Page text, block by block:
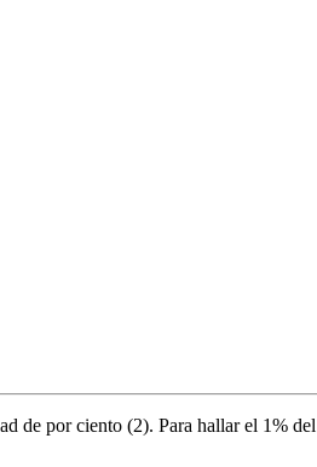
de por ciento (2). Para hallar el 1%